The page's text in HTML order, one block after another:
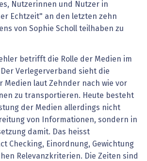
Nutzerinnen und Nutzer in
Echtzeit" an den letzten zehn
von Sophie Scholl teilhaben zu
betrifft die Rolle der Medien im
Verlegerverband sieht die
Medien laut Zehnder nach wie vor
zu transportieren. Heute besteht
der Medien allerdings nicht
von Informationen, sondern in
damit. Das heisst
Checking, Einordnung, Gewichtung
Relevanzkriterien. Die Zeiten sind